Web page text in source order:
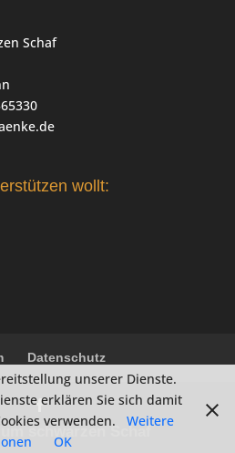
Schaf
wollt:
Datenschutz
schwarzen Schaf
unserer Dienste.
erklären Sie sich damit
verwenden.
Weitere
OK